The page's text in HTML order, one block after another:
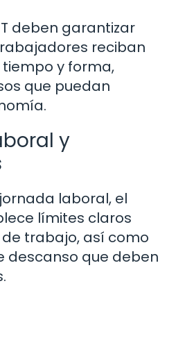
deben garantizar
reciban
y forma,
que puedan
y
laboral, el
límites claros
trabajo, así como
descanso que deben